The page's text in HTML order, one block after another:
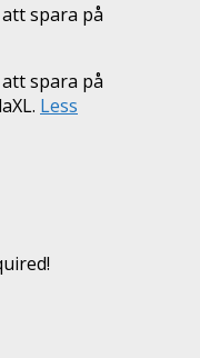
spara på
spara på
Less